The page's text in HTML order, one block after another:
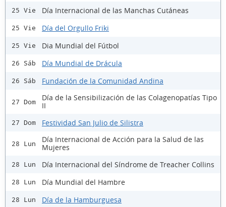
25 Vie Día Internacional de las Manchas Cutáneas
25 Vie Día del Orgullo Friki
25 Vie Dia Mundial del Fútbol
26 Sáb Día Mundial de Drácula
26 Sáb Fundación de la Comunidad Andina
27 Dom
Día de la Sensibilización de las Colagenopatías Tipo
II
27 Dom Festividad San Julio de Silistra
28 Lun
Día Internacional de Acción para la Salud de las
Mujeres
28 Lun Día Internacional del Síndrome de Treacher Collins
28 Lun Día Mundial del Hambre
28 Lun Día de la Hamburguesa